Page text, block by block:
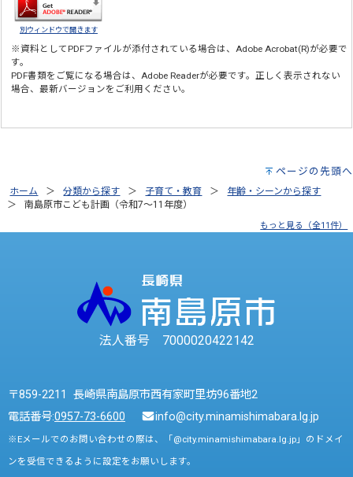
別ウィンドウで開きます
※資料としてPDFファイルが添付されている場合は、Adobe Acrobat(R)が必要で
す。
PDF書類をご覧になる場合は、Adobe Readerが必要です。正しく表示されない
場合、最新バージョンをご利用ください。
ページの先頭へ
ホーム 分類から探す 子育て・教育
年齢・シーンから探す
南島原市こども計画（令和7～11年度）
もっと見る（全11件）
法人番号 7000020422142
〒859-2211 長崎県南島原市西有家町里坊96番地2
電話番号:0957-73-6600 info@city.minamishimabara.lg.jp
※Eメールでのお問い合わせの際は、「@city.minamishimabara.lg.jp」のドメイ
ンを受信できるように設定をお願いします。